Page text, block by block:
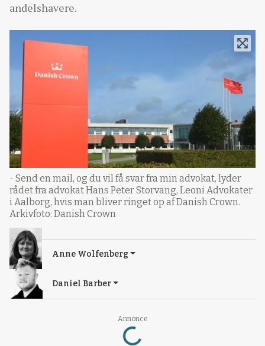
Annonce
Loading...
andelshavere.
- Send en mail, og du vil få svar fra min advokat, lyder
rådet fra advokat Hans Peter Storvang, Leoni Advokater
i Aalborg, hvis man bliver ringet op af Danish Crown.
Arkivfoto: Danish Crown
Anne Wolfenberg
Daniel Barber